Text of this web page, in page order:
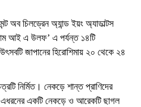
অব চিলড্রেন অ্যান্ড ইয়ং অ্যাডাল্টস
আই এ উলফ’ এ পর্যন্ত ১৪টি
জাপানের হিরোশিমায় ২০ থেকে ২৪
নির্মিত। নেকড়ে শান্ত প্রাণিদের
একটি নেকড়ে ও আরেকটি ছাগল